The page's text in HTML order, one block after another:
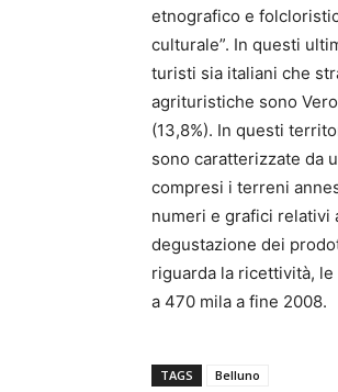
etnografico e
culturale”. In questi
turisti sia italiani che
agrituristiche sono
(13,8%). In questi
sono caratterizzate da
compresi i terreni
numeri e grafici relativi
degustazione dei
riguarda la ricettività,
a 470 mila a fine 2008.
TAGS Belluno